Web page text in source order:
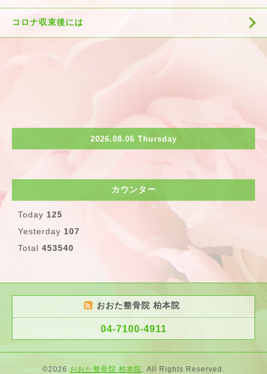
コロナ収束後には
2026.08.06 Thursday
カウンター
Today 125
Yesterday 107
Total 453540
おおた整骨院 柏本院
04-7100-4911
©2026 おおた整骨院 柏本院. All Rights Reserved.